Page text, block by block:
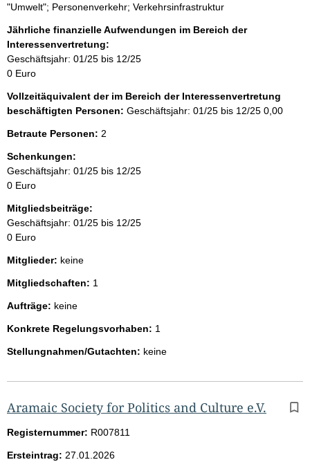
"Umwelt"; Personenverkehr; Verkehrsinfrastruktur
Jährliche finanzielle Aufwendungen im Bereich der
Interessenvertretung:
Geschäftsjahr: 01/25 bis 12/25
0 Euro
Vollzeitäquivalent der im Bereich der Interessenvertretung
beschäftigten Personen: Geschäftsjahr: 01/25 bis 12/25 0,00
Betraute Personen: 2
Schenkungen:
Geschäftsjahr: 01/25 bis 12/25
0 Euro
Mitgliedsbeiträge:
Geschäftsjahr: 01/25 bis 12/25
0 Euro
Mitglieder: keine
Mitgliedschaften: 1
Aufträge: keine
Konkrete Regelungsvorhaben: 1
Stellungnahmen/Gutachten: keine
Aramaic Society for Politics and Culture e.V.
Registernummer: R007811
Ersteintrag: 27.01.2026